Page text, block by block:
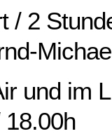
/ 2
und im
18.00h